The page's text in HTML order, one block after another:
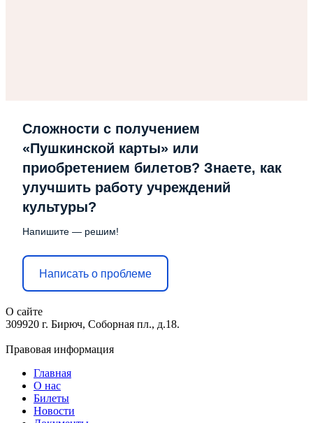
Сложности с получением
«Пушкинской карты» или
приобретением билетов? Знаете, как
улучшить работу учреждений
культуры?
Напишите — решим!
Написать о проблеме
О сайте
309920 г. Бирюч, Соборная пл., д.18.
Правовая информация
Главная
О нас
Билеты
Новости